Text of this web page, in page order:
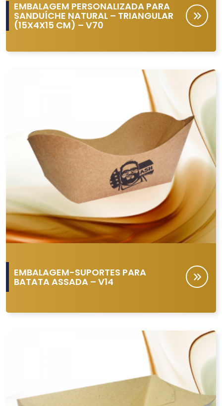
EMBALAGEM PERSONALIZADA PARA
SANDUÍCHE NATURAL – TRIANGULAR
(15X4X15 CM) – V70
EMBALAGEM-SUPORTES PARA
BATATA ASSADA – V14